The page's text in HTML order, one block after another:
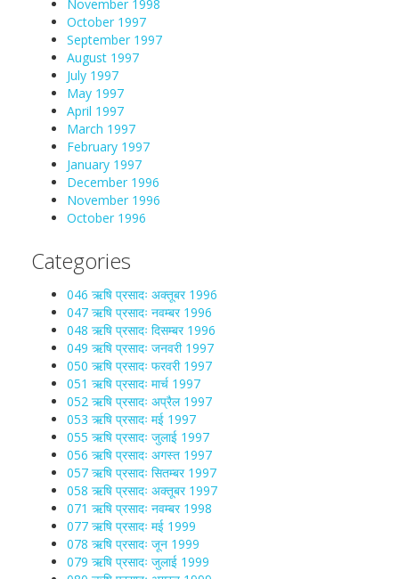
November 1998
October 1997
September 1997
August 1997
July 1997
May 1997
April 1997
March 1997
February 1997
January 1997
December 1996
November 1996
October 1996
Categories
046 ऋषि प्रसादः अक्तूबर 1996
047 ऋषि प्रसादः नवम्बर 1996
048 ऋषि प्रसादः दिसम्बर 1996
049 ऋषि प्रसादः जनवरी 1997
050 ऋषि प्रसादः फरवरी 1997
051 ऋषि प्रसादः मार्च 1997
052 ऋषि प्रसादः अप्रैल 1997
053 ऋषि प्रसादः मई 1997
055 ऋषि प्रसादः जुलाई 1997
056 ऋषि प्रसादः अगस्त 1997
057 ऋषि प्रसादः सितम्बर 1997
058 ऋषि प्रसादः अक्तूबर 1997
071 ऋषि प्रसादः नवम्बर 1998
077 ऋषि प्रसादः मई 1999
078 ऋषि प्रसादः जून 1999
079 ऋषि प्रसादः जुलाई 1999